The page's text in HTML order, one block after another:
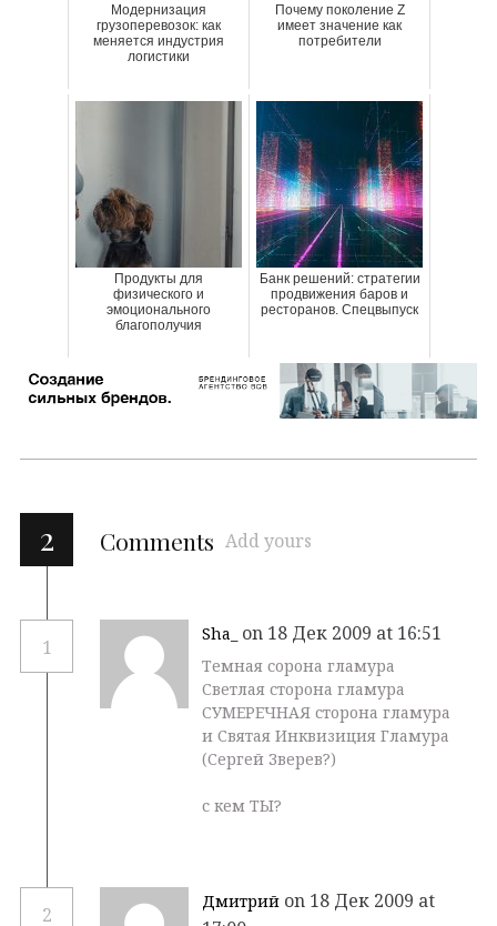
Модернизация
грузоперевозок: как
меняется индустрия
логистики
Почему поколение Z
имеет значение как
потребители
Продукты для
физического и
эмоционального
благополучия
Банк решений: стратегии
продвижения баров и
ресторанов. Спецвыпуск
2 Comments Add yours
1
Sha_ on 18 Дек 2009 at 16:51
Темная сорона гламура
Светлая сторона гламура
СУМЕРЕЧНАЯ сторона гламура
и Святая Инквизиция Гламура
(Сергей Зверев?)
с кем ТЫ?
2
Дмитрий on 18 Дек 2009 at